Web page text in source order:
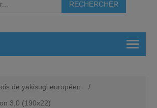
de yakisugi européen
/
3,0 (190x22)